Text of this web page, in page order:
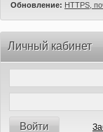
Обновление: HTTPS,
Личный кабинет
Войти